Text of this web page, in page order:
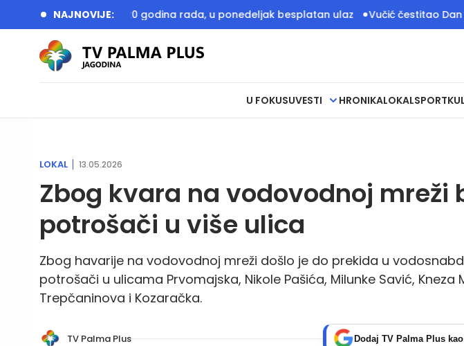
NAJNOVIJE:
obeležava 20 godina rada, u ponedeljak besplatan ulaz Vučić čestitao Dan rudara:
U FOKUSUVESTI HRONIKALOKALSPORT
LOKAL 13.05.2026
Zbog kvara na vodovodnoj mreži
potrošači u više ulica
Zbog havarije na vodovodnoj mreži došlo je do prekida u
potrošači u ulicama Prvomajska, Nikole Pašića, Milunke Savić, Kneza
Trepčaninova i Kozaračka.
TV Palma Plus Dodaj TV Palma Plus